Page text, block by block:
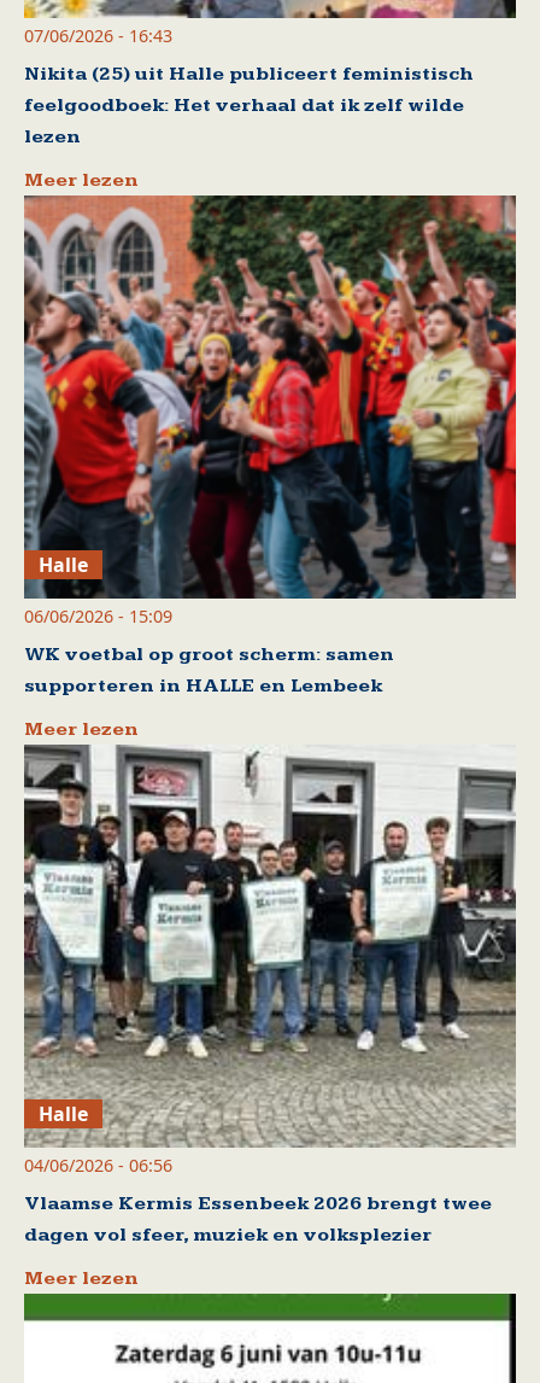
07/06/2026 - 16:43
Nikita (25) uit Halle publiceert feministisch
feelgoodboek: Het verhaal dat ik zelf wilde
lezen
Meer lezen
Halle
06/06/2026 - 15:09
WK voetbal op groot scherm: samen
supporteren in HALLE en Lembeek
Meer lezen
Halle
04/06/2026 - 06:56
Vlaamse Kermis Essenbeek 2026 brengt twee
dagen vol sfeer, muziek en volksplezier
Meer lezen